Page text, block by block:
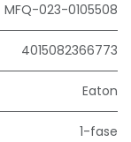
MFQ-023-0105508
4015082366773
Eaton
1-fase